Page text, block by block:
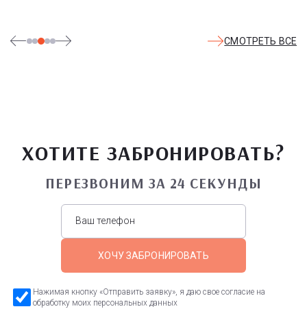
СМОТРЕТЬ ВСЕ
ХОТИТЕ ЗАБРОНИРОВАТЬ?
ПЕРЕЗВОНИМ ЗА 24 СЕКУНДЫ
ХОЧУ ЗАБРОНИРОВАТЬ
Нажимая кнопку «Отправить заявку», я даю свое согласие на
обработку моих персональных данных